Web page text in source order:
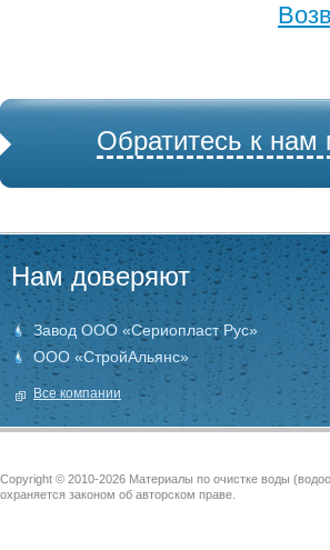
Обратитесь к нам
Нам доверяют
Завод ООО «Сериопласт Рус»
ООО «СтройАльянс»
Все компании
Copyright © 2010-2026 Материалы по очистке воды
охраняется законом об авторском праве.